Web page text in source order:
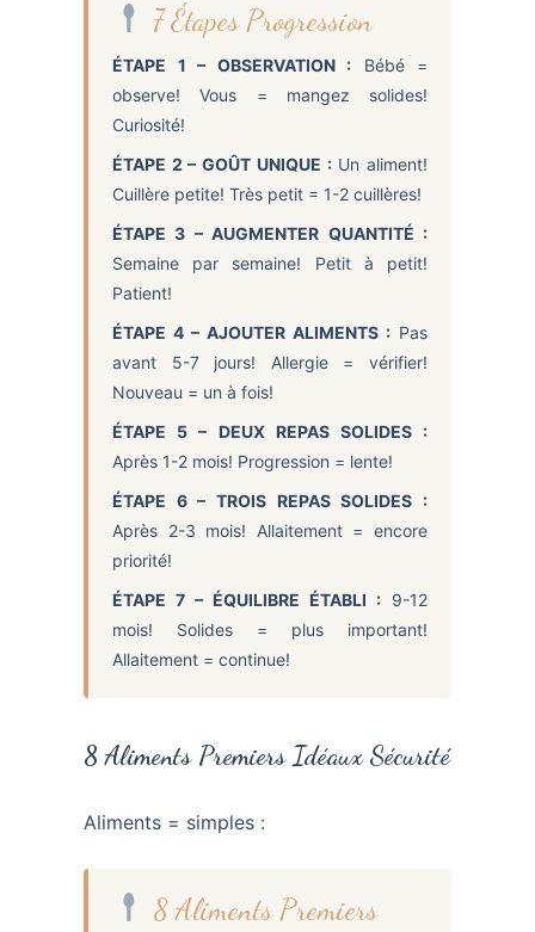
7 Étapes Progression
ÉTAPE 1 – OBSERVATION : Bébé =
observe! Vous = mangez solides!
Curiosité!
ÉTAPE 2 – GOÛT UNIQUE :Un aliment!
Cuillère petite! Très petit = 1-2 cuillères!
ÉTAPE 3 – AUGMENTER QUANTITÉ :
Semaine par semaine! Petit à petit!
Patient!
ÉTAPE 4 – AJOUTER ALIMENTS : Pas
avant 5-7 jours! Allergie = vérifier!
Nouveau = un à fois!
ÉTAPE 5 – DEUX REPAS SOLIDES :
Après 1-2 mois! Progression = lente!
ÉTAPE 6 – TROIS REPAS SOLIDES :
Après 2-3 mois! Allaitement = encore
priorité!
ÉTAPE 7 – ÉQUILIBRE ÉTABLI : 9-12
mois! Solides = plus important!
Allaitement = continue!
8 Aliments Premiers Idéaux Sécurité
Aliments = simples :
8 Aliments Premiers